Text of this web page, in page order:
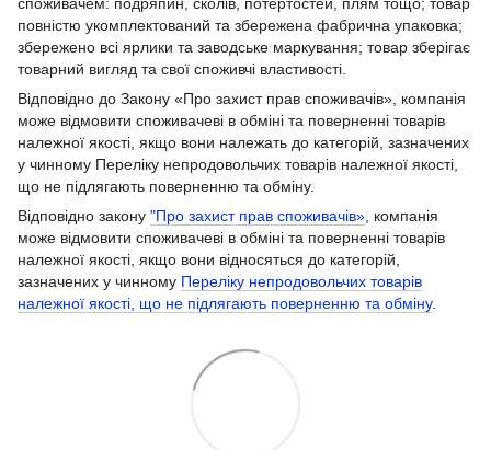
споживачем: подряпин, сколів, потертостей, плям тощо; товар
повністю укомплектований та збережена фабрична упаковка;
збережено всі ярлики та заводське маркування; товар зберігає
товарний вигляд та свої споживчі властивості.
Відповідно до Закону «Про захист прав споживачів», компанія
може відмовити споживачеві в обміні та поверненні товарів
належної якості, якщо вони належать до категорій, зазначених
у чинному Переліку непродовольчих товарів належної якості,
що не підлягають поверненню та обміну.
Відповідно закону "Про захист прав споживачів», компанія
може відмовити споживачеві в обміні та поверненні товарів
належної якості, якщо вони відносяться до категорій,
зазначених у чинному Переліку непродовольчих товарів
належної якості, що не підлягають поверненню та обміну.